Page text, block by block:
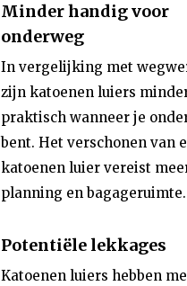
Minder handig voor
onderweg
In vergelijking met
zijn katoenen luiers
praktisch wanneer je
bent. Het verschonen van
katoenen luier vereist
planning en bagageruimte.
Potentiële lekkages
Katoenen luiers hebben